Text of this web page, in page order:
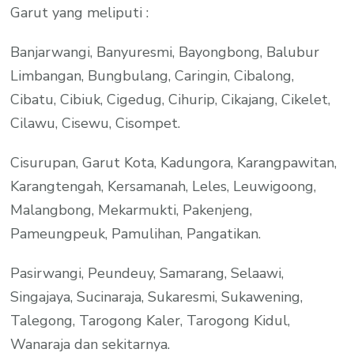
Garut yang meliputi :
Banjarwangi, Banyuresmi, Bayongbong, Balubur
Limbangan, Bungbulang, Caringin, Cibalong,
Cibatu, Cibiuk, Cigedug, Cihurip, Cikajang, Cikelet,
Cilawu, Cisewu, Cisompet.
Cisurupan, Garut Kota, Kadungora, Karangpawitan,
Karangtengah, Kersamanah, Leles, Leuwigoong,
Malangbong, Mekarmukti, Pakenjeng,
Pameungpeuk, Pamulihan, Pangatikan.
Pasirwangi, Peundeuy, Samarang, Selaawi,
Singajaya, Sucinaraja, Sukaresmi, Sukawening,
Talegong, Tarogong Kaler, Tarogong Kidul,
Wanaraja dan sekitarnya.